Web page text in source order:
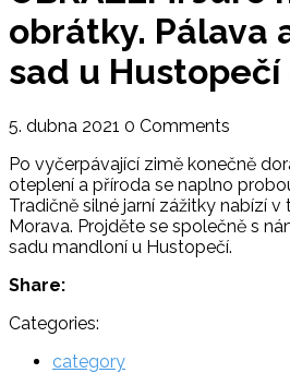
obrátky. Pálava
sad u Hustopečí
5. dubna 2021 0 Comments
Po vyčerpávající zimě konečně
oteplení a příroda se naplno
Tradičně silné jarní zážitky nabízí
Morava. Projděte se společně s
sadu mandloní u Hustopečí.
Share:
Categories:
category